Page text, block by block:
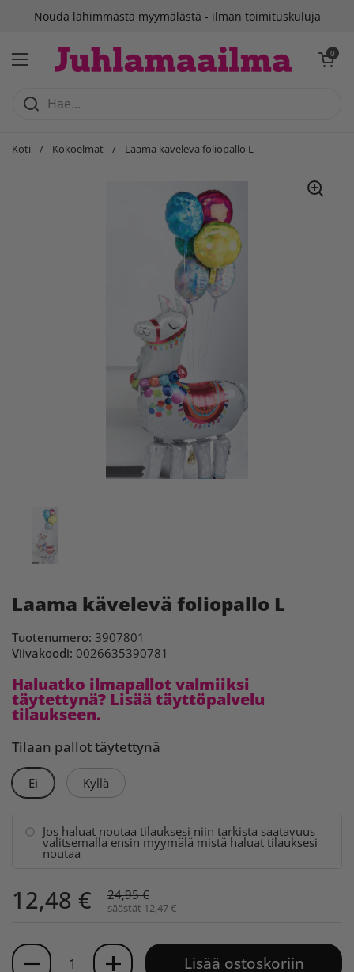
Siirry sisältöön
Nouda lähimmästä myymälästä - ilman toimituskuluja
Avaa valikko
Avaa 0
Koti / Kokoelmat / Laama kävelevä foliopallo L
Laama kävelevä foliopallo L
Tuotenumero: 3907801
Viivakoodi: 0026635390781
Haluatko ilmapallot valmiiksi
täytettynä? Lisää täyttöpalvelu
tilaukseen.
Tilaan pallot täytettynä
Ei Kyllä
Jos haluat noutaa tilauksesi niin tarkista saatavuus
valitsemalla ensin myymälä mistä haluat tilauksesi
noutaa
12,48 € 24,95 €
säästät 12,47 €
Määrä
Lisää ostoskoriin